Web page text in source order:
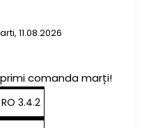
11.08.2026
comanda marți!